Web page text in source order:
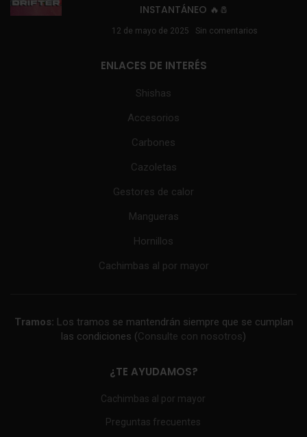
INSTANTÁNEO 🔥🧂
12 de mayo de 2025 Sin comentarios
ENLACES DE INTERÉS
Shishas
Accesorios
Carbones
Cazoletas
Gestores de calor
Mangueras
Hornillos
Cachimbas al por mayor
Tramos: Los tramos se mantendrán siempre que se cumplan
las condiciones (Consulte con nosotros)
¿TE AYUDAMOS?
Cachimbas al por mayor
Preguntas frecuentes